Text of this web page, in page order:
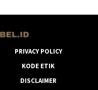
PRIVACY POLICY
KODE ETIK
DISCLAIMER